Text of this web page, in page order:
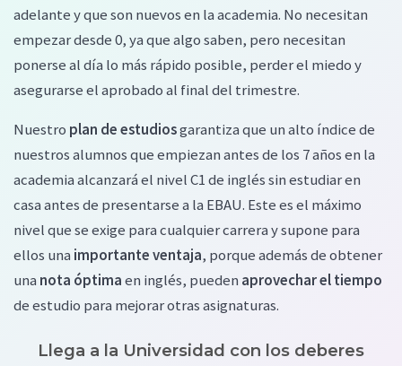
adelante y que son nuevos en la academia. No necesitan
empezar desde 0, ya que algo saben, pero necesitan
ponerse al día lo más rápido posible, perder el miedo y
asegurarse el aprobado al final del trimestre.
Nuestro plan de estudiosgarantiza que un alto índice de
nuestros alumnos que empiezan antes de los 7 años en la
academia alcanzará el nivel C1 de inglés sin estudiar en
casa antes de presentarse a la EBAU. Este es el máximo
nivel que se exige para cualquier carrera y supone para
ellos una importante ventaja, porque además de obtener
una nota óptimaen inglés, pueden aprovechar el tiempo
de estudio para mejorar otras asignaturas.
Llega a la Universidad con los deberes